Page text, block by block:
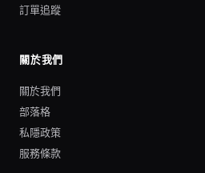
訂單追蹤
關於我們
關於我們
部落格
私隱政策
服務條款